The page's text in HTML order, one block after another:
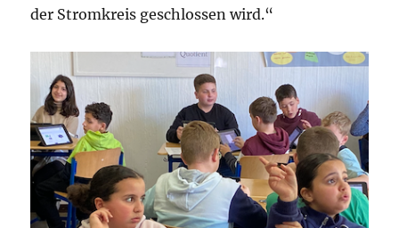
der Stromkreis geschlossen wird.“